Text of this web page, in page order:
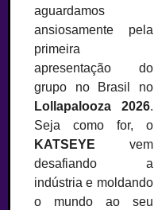
aguardamos
ansiosamente pela
primeira
apresentação do
grupo no Brasil no
Lollapalooza 2026.
Seja como for, o
KATSEYE vem
desafiando a
indústria e moldando
o mundo ao seu